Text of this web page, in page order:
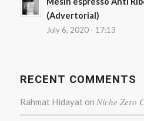
(Advertorial)
July 6, 2020 - 17:13
RECENT COMMENTS
Rahmat Hidayaton Niche Zero